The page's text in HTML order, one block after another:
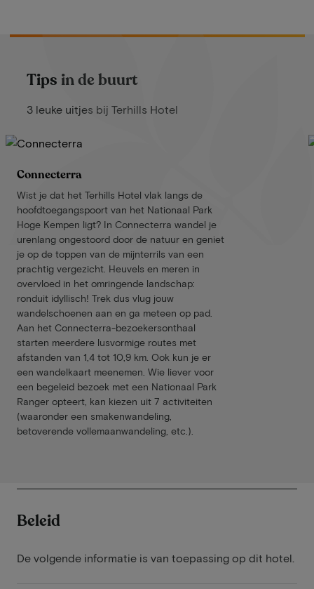
Tips in de buurt
3 leuke uitjes bij Terhills Hotel
Connecterra
Wist je dat het Terhills Hotel vlak langs de
hoofdtoegangspoort van het Nationaal Park
Hoge Kempen ligt? In Connecterra wandel je
urenlang ongestoord door de natuur en geniet
je op de toppen van de mijnterrils van een
prachtig vergezicht. Heuvels en meren in
overvloed in het omringende landschap:
ronduit idyllisch! Trek dus vlug jouw
wandelschoenen aan en ga meteen op pad.
Aan het Connecterra-bezoekersonthaal
starten meerdere lusvormige routes met
afstanden van 1,4 tot 10,9 km. Ook kun je er
een wandelkaart meenemen. Wie liever voor
een begeleid bezoek met een Nationaal Park
Ranger opteert, kan kiezen uit 7 activiteiten
(waaronder een smakenwandeling,
betoverende vollemaanwandeling, etc.).
Beleid
De volgende informatie is van toepassing op dit hotel.